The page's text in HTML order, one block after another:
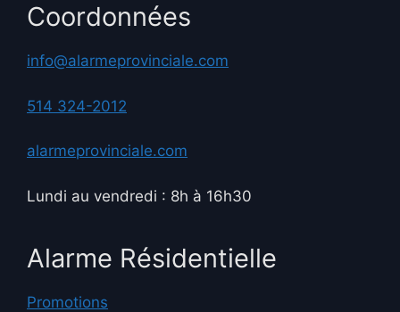
Coordonnées
info@alarmeprovinciale.com
514 324-2012
alarmeprovinciale.com
Lundi au vendredi : 8h à 16h30
Alarme Résidentielle
Promotions